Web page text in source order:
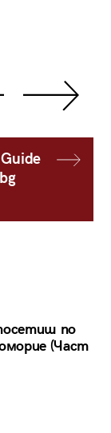
по
(Част